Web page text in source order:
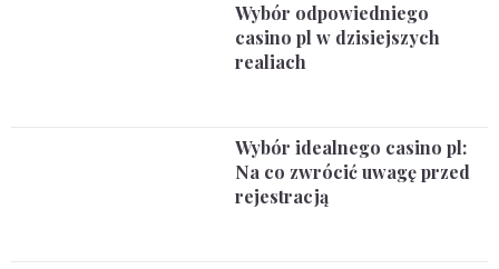
Wybór odpowiedniego
casino pl w dzisiejszych
realiach
Wybór idealnego casino pl:
Na co zwrócić uwagę przed
rejestracją